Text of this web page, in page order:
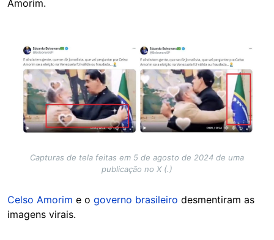
Amorim.
Image
Capturas de tela feitas em 5 de agosto de 2024 de uma
publicação no X (.)
Celso Amorim e o governo brasileiro desmentiram as
imagens virais.